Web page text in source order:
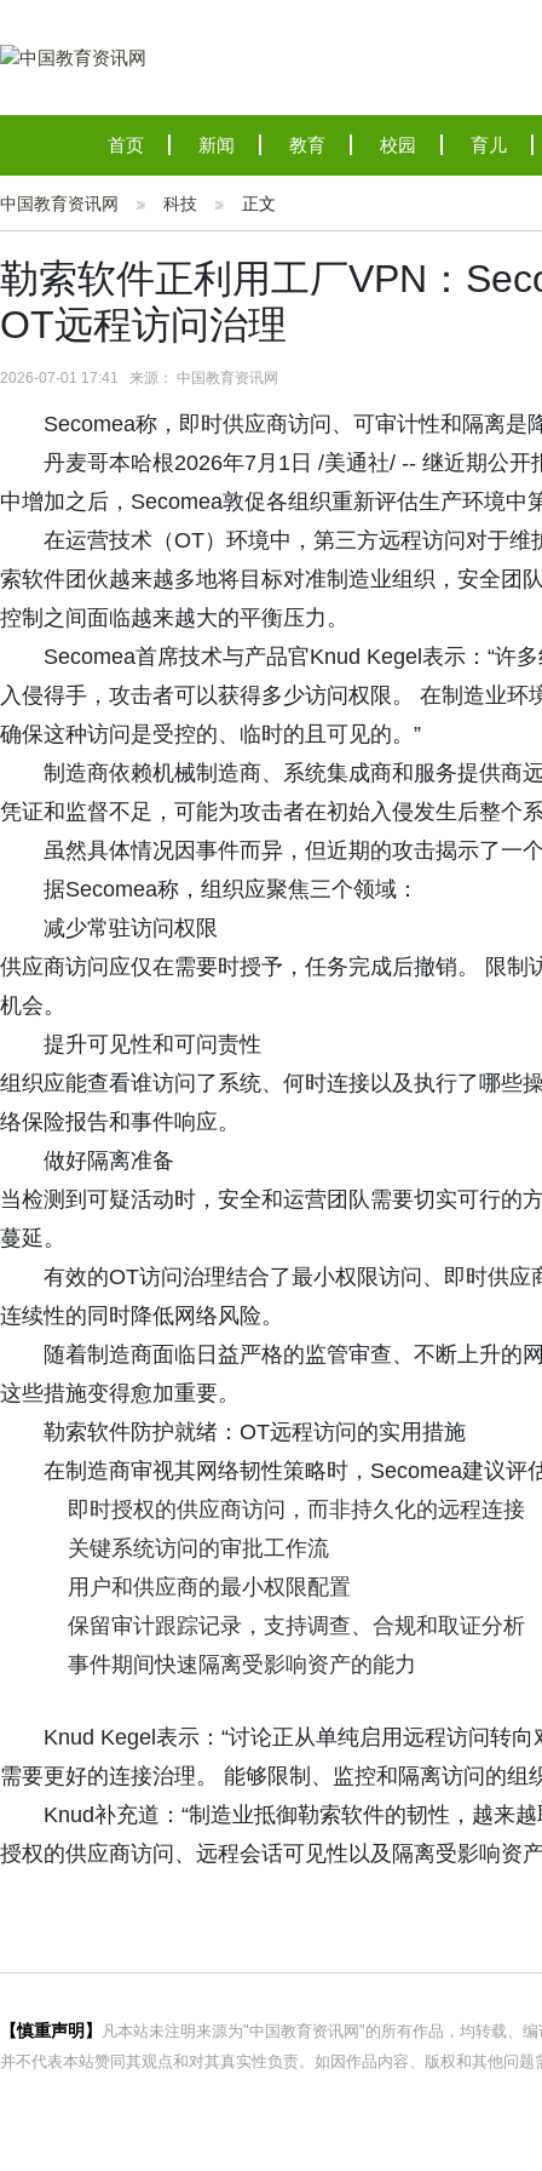
首页 新闻 教育 校园 育儿
中国教育资讯网 科技 正文
勒索软件正利用工厂VPN：
OT远程访问治理
2026-07-01 17:41 来源： 中国教育资讯网
Secomea称，即时供应商访问、可审计性和隔离是
丹麦哥本哈根2026年7月1日 /美通社/ -- 继近期公
中增加之后，Secomea敦促各组织重新评估生产环境中
在运营技术（OT）环境中，第三方远程访问对于
索软件团伙越来越多地将目标对准制造业组织，安全团
控制之间面临越来越大的平衡压力。
Secomea首席技术与产品官Knud Kegel表示：“许
入侵得手，攻击者可以获得多少访问权限。 在制造业
确保这种访问是受控的、临时的且可见的。”
制造商依赖机械制造商、系统集成商和服务提供商
凭证和监督不足，可能为攻击者在初始入侵发生后整个
虽然具体情况因事件而异，但近期的攻击揭示了一
据Secomea称，组织应聚焦三个领域：
减少常驻访问权限
供应商访问应仅在需要时授予，任务完成后撤销。 限
机会。
提升可见性和可问责性
组织应能查看谁访问了系统、何时连接以及执行了哪些
络保险报告和事件响应。
做好隔离准备
当检测到可疑活动时，安全和运营团队需要切实可行的
蔓延。
有效的OT访问治理结合了最小权限访问、即时供
连续性的同时降低网络风险。
随着制造商面临日益严格的监管审查、不断上升的
这些措施变得愈加重要。
勒索软件防护就绪：OT远程访问的实用措施
在制造商审视其网络韧性策略时，Secomea建议评
即时授权的供应商访问，而非持久化的远程连接
关键系统访问的审批工作流
用户和供应商的最小权限配置
保留审计跟踪记录，支持调查、合规和取证分析
事件期间快速隔离受影响资产的能力
Knud Kegel表示：“讨论正从单纯启用远程访问转
需要更好的连接治理。 能够限制、监控和隔离访问的组
Knud补充道：“制造业抵御勒索软件的韧性，越来
授权的供应商访问、远程会话可见性以及隔离受影响资
【慎重声明】
凡本站未注明来源为"中国教育资讯网"的所有作品，均转载、
并不代表本站赞同其观点和对其真实性负责。如因作品内容、版权和其他问